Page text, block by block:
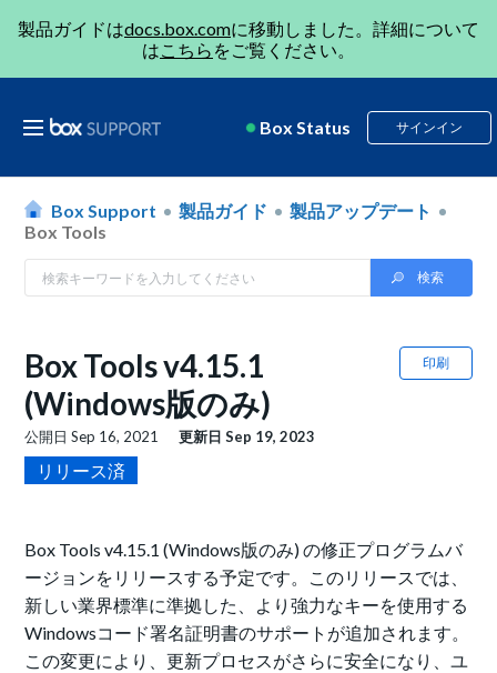
製品ガイドはdocs.box.comに移動しました。詳細について
はこちら をご覧ください。
Box Status サインイン
Box Support 製品ガイド
製品アップデート
Box Tools
印刷
Box Tools v4.15.1
(Windows版のみ)
公開日Sep 16, 2021 更新日Sep 19, 2023
リリース済
Box Tools v4.15.1 (Windows版のみ) の修正プログラムバ
ージョンをリリースする予定です。このリリースでは、
新しい業界標準に準拠した、より強力なキーを使用する
Windowsコード署名証明書のサポートが追加されます。
この変更により、更新プロセスがさらに安全になり、ユ